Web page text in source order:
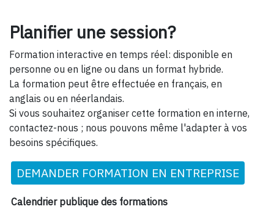
Planifier une session?
Formation interactive en temps réel: disponible en
personne ou en ligne ou dans un format hybride.
La formation peut être effectuée en français, en
anglais ou en néerlandais.
Si vous souhaitez organiser cette formation en interne,
contactez-nous ; nous pouvons même l'adapter à vos
besoins spécifiques.
DEMANDER FORMATION EN ENTREPRISE
Calendrier publique des formations